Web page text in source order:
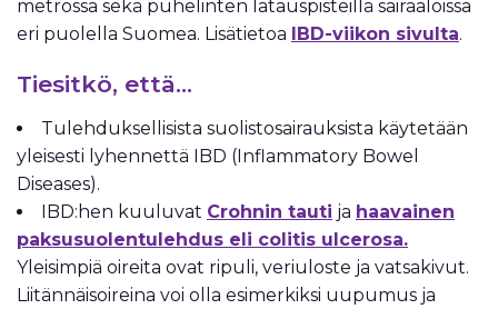
metrossa sekä puhelinten latauspisteillä sairaaloissa
eri puolella Suomea. Lisätietoa
IBD-viikon sivulta.
Tiesitkö, että…
Tulehduksellisista suolistosairauksista käytetään
yleisesti lyhennettä IBD (Inflammatory Bowel
Diseases).
IBD:hen kuuluvat Crohnin tauti ja haavainen
paksusuolentulehdus eli colitis ulcerosa.
Yleisimpiä oireita ovat ripuli, veriuloste ja vatsakivut.
Liitännäisoireina voi olla esimerkiksi uupumus ja